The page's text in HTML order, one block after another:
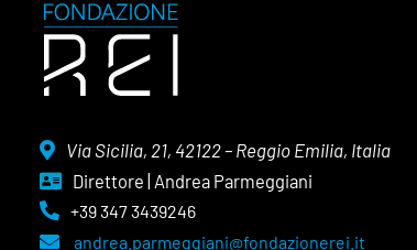
Via Sicilia, 21, 42122 – Reggio Emilia, Italia
Direttore | Andrea Parmeggiani
+39 347 3439246
andrea.parmeggiani@fondazionerei.it